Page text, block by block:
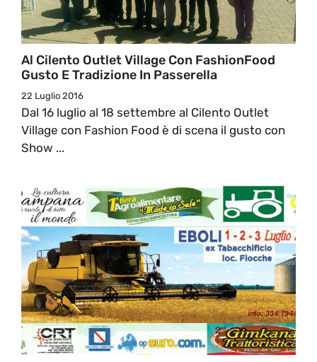
Al Cilento Outlet Village Con FashionFood
Gusto E Tradizione In Passerella
22 Luglio 2016
Dal 16 luglio al 18 settembre al Cilento Outlet
Village con Fashion Food è di scena il gusto con
Show ...